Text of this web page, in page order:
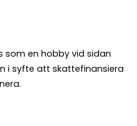
som en hobby vid sidan
i syfte att skattefinansiera